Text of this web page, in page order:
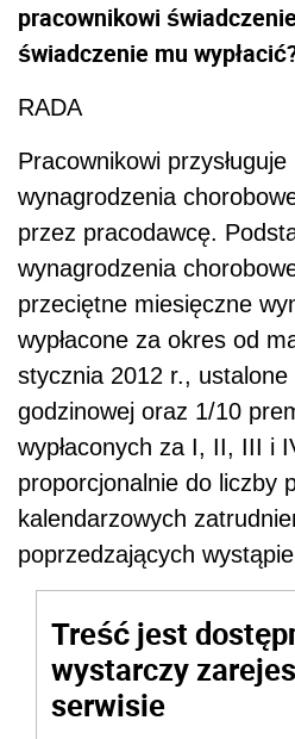
pracownikowi
świadczenie mu
RADA
Pracownikowi
wynagrodzenia
przez pracodawcę.
wynagrodzenia
przeciętne miesięczne
wypłacone za okres od
stycznia 2012 r., ustalone
godzinowej oraz 1/10
wypłaconych za I, II, III i
proporcjonalnie do liczby
kalendarzowych
poprzedzających
Treść jest
wystarczy
serwisie